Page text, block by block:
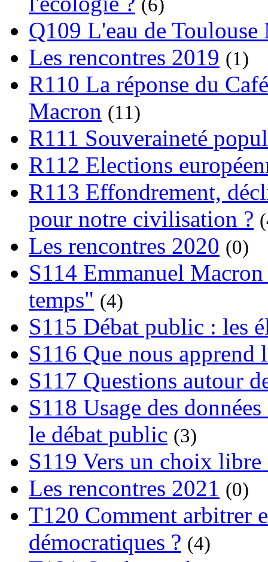
(6)
Q109 L'eau de
Les rencontres 2019 (1)
R110 La réponse du
Macron (11)
R111 Souveraineté
R112 Elections
R113 Effondrement,
pour notre civilisation ?
Les rencontres 2020 (0)
S114 Emmanuel
temps" (4)
S115 Débat public : les
S116 Que nous apprend
S117 Questions autour
S118 Usage des
le débat public (3)
S119 Vers un choix
Les rencontres 2021 (0)
T120 Comment arbitrer
démocratiques ? (4)